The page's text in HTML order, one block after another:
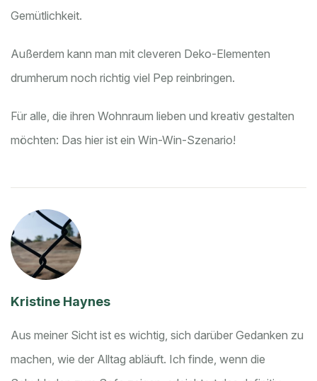
Gemütlichkeit.
Außerdem kann man mit cleveren Deko-Elementen
drumherum noch richtig viel Pep reinbringen.
Für alle, die ihren Wohnraum lieben und kreativ gestalten
möchten: Das hier ist ein Win-Win-Szenario!
Kristine Haynes
Aus meiner Sicht ist es wichtig, sich darüber Gedanken zu
machen, wie der Alltag abläuft. Ich finde, wenn die